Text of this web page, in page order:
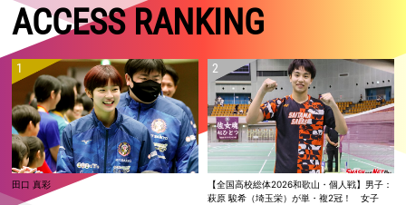
ACCESS RANKING
田口 真彩
【全国高校総体2026和歌山・個人戦】男子：
萩原 駿希（埼玉栄）が単・複2冠！ 女子